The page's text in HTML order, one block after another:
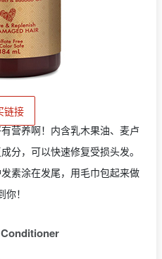
链接
营养啊！内含乳木果油、麦卢
分，可以快速修复受损头发。
素涂在发尾，用毛巾包起来做
！